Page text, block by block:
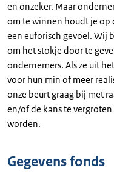
en onzeker. Maar
om te winnen houdt je op
een euforisch gevoel. Wij
om het stokje door te
ondernemers. Als ze uit
voor hun min of meer
onze beurt graag bij met
en/of de kans te
worden.
Gegevens fonds